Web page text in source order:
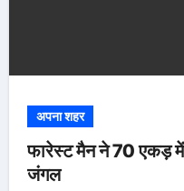
अपना शहर
फारेस्ट मैन ने 70 एकड़ में
जंगल